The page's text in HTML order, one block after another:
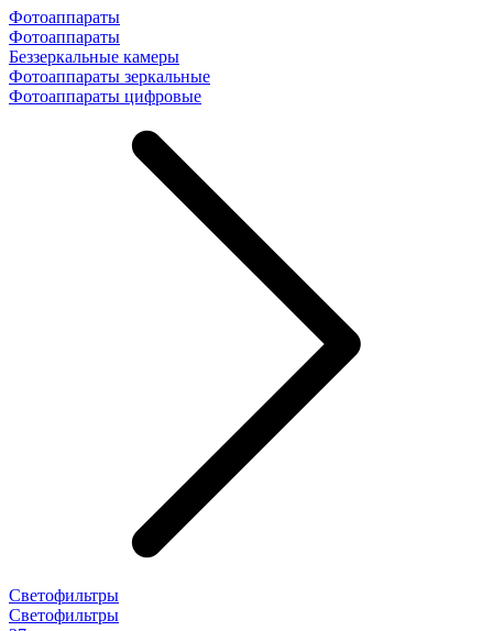
Фотоаппараты
Фотоаппараты
Беззеркальные камеры
Фотоаппараты зеркальные
Фотоаппараты цифровые
Светофильтры
Светофильтры